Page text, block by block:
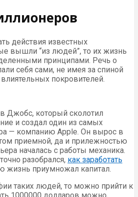
действия известных
вышли “из людей”, то их жизнь
принципами. Речь о
себя сами, не имея за спиной
покровителей.
Джобс, который сколотил
и создал один из самых
— компанию Apple. Он вырос в
приемной, да и прилежностью
началась с работы механика.
разобрался, как заработать
жизнь приумножал капитал.
таких людей, то можно прийти к